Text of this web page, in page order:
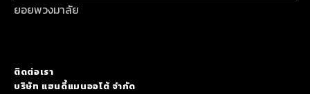
ยอยพวงมาลัย
ติดต่อเรา
บริษัท แฮนดี้แมนออโต้ จำกัด